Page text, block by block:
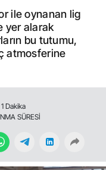
ile oynanan lig
yer alarak
bu tutumu,
atmosferine
1 Dakika
SÜRESİ